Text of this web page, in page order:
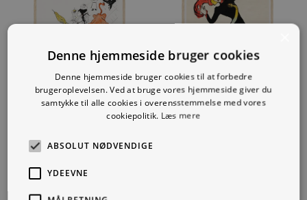
Denne hjemmeside bruger cookies
Denne hjemmeside bruger cookies til at forbedre
brugeroplevelsen. Ved at bruge vores hjemmeside giver du
samtykke til alle cookies i overensstemmelse med vores
cookiepolitik. Læs mere
ABSOLUT NØDVENDIGE
YDEEVNE